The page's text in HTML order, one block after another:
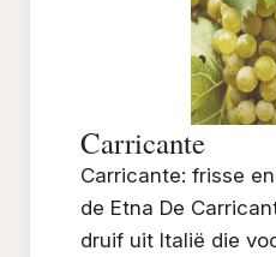
Carricante
Carricante: frisse
de Etna De
druif uit Italië die